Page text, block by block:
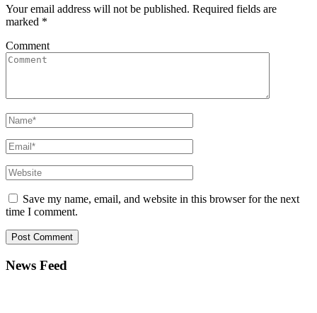
Your email address will not be published. Required fields are
marked *
Comment
Save my name, email, and website in this browser for the next
time I comment.
News Feed